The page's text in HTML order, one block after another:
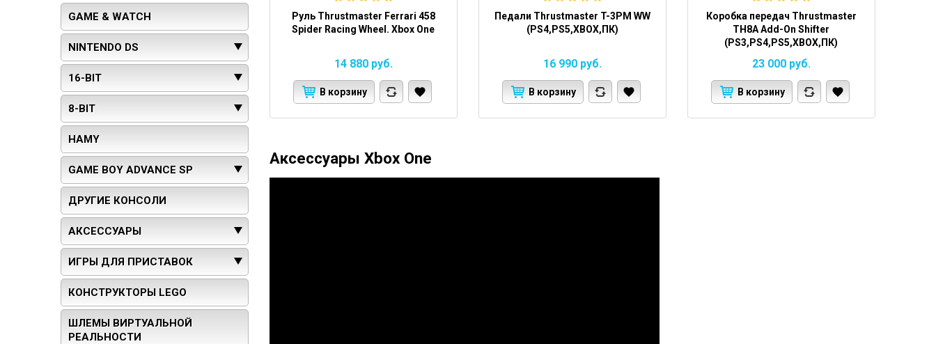
GAME & WATCH
NINTENDO DS
16-BIT
8-BIT
HAMY
GAME BOY ADVANCE SP
ДРУГИЕ КОНСОЛИ
АКСЕССУАРЫ
ИГРЫ ДЛЯ ПРИСТАВОК
КОНСТРУКТОРЫ LEGO
ШЛЕМЫ ВИРТУАЛЬНОЙ
РЕАЛЬНОСТИ
Руль Thrustmaster Ferrari 458
Spider Racing Wheel. Xbox One
14 880 руб.
В корзину
Педали Thrustmaster T-3PM WW
(PS4,PS5,XBOX,ПК)
16 990 руб.
В корзину
Коробка передач Thrustmaster
TH8A Add-On Shifter
(PS3,PS4,PS5,XBOX,ПК)
23 000 руб.
В корзину
Аксессуары Xbox One